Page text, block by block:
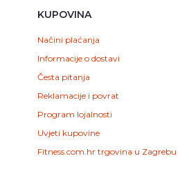
KUPOVINA
Načini plaćanja
Informacije o dostavi
Česta pitanja
Reklamacije i povrat
Program lojalnosti
Uvjeti kupovine
Fitness.com.hr trgovina u Zagrebu